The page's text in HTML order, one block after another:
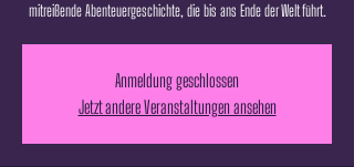
mitreißende Abenteuergeschichte, die bis ans Ende der Welt führt.
Anmeldung geschlossen
Jetzt andere Veranstaltungen ansehen